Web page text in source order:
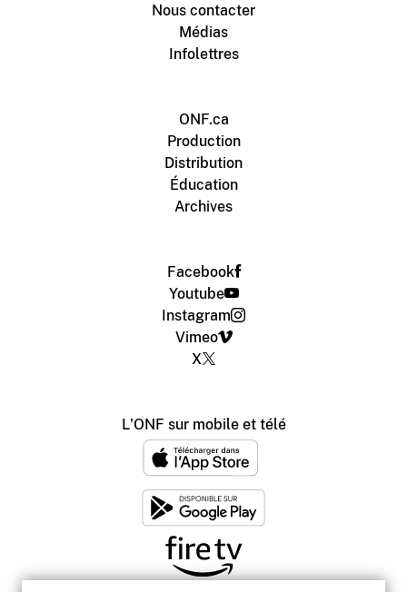
Nous contacter
Médias
Infolettres
ONF.ca
Production
Distribution
Éducation
Archives
Facebook
Youtube
Instagram
Vimeo
X
L'ONF sur mobile et télé